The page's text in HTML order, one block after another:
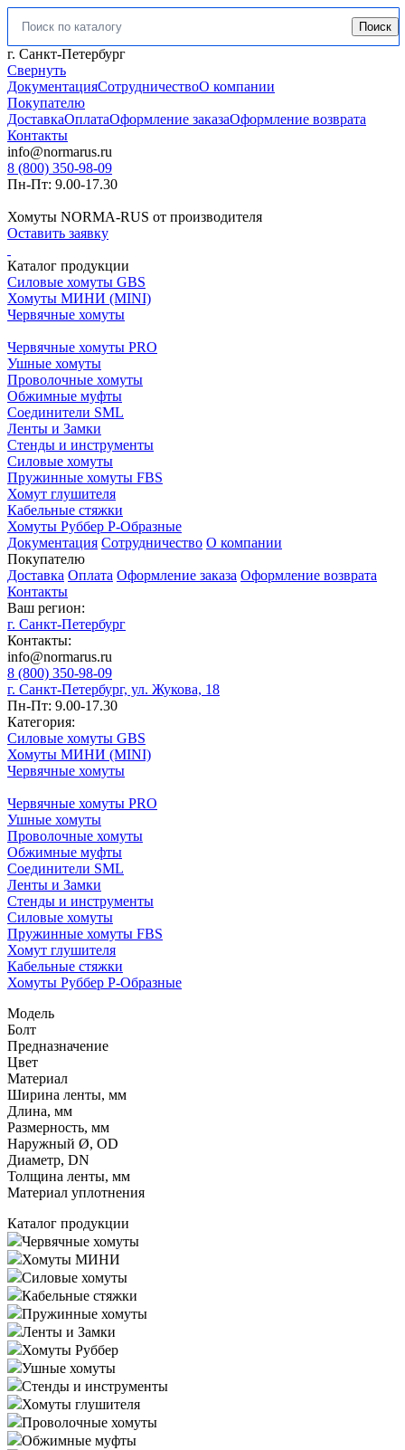
Искать: Поиск
г. Санкт-Петербург
Свернуть
ДокументацияСотрудничествоО компании
Покупателю
ДоставкаОплатаОформление заказаОформление возврата
Контакты
info@normarus.ru
8 (800) 350-98-09
Пн-Пт: 9.00-17.30
Хомуты NORMA-RUS от производителя
Оставить заявку
Каталог продукции
Силовые хомуты GBS
Хомуты МИНИ (MINI)
Червячные хомуты
Червячные хомуты PRO
Ушные хомуты
Проволочные хомуты
Обжимные муфты
Соединители SML
Ленты и Замки
Стенды и инструменты
Силовые хомуты
Пружинные хомуты FBS
Хомут глушителя
Кабельные стяжки
Хомуты Руббер Р-Образные
Документация Сотрудничество О компании
Покупателю
Доставка Оплата Оформление заказа Оформление возврата
Контакты
Ваш регион:
г. Санкт-Петербург
Контакты:
info@normarus.ru
8 (800) 350-98-09
г. Санкт-Петербург, ул. Жукова, 18
Пн-Пт: 9.00-17.30
Категория:
Силовые хомуты GBS
Хомуты МИНИ (MINI)
Червячные хомуты
Червячные хомуты PRO
Ушные хомуты
Проволочные хомуты
Обжимные муфты
Соединители SML
Ленты и Замки
Стенды и инструменты
Силовые хомуты
Пружинные хомуты FBS
Хомут глушителя
Кабельные стяжки
Хомуты Руббер Р-Образные
Модель
Болт
Предназначение
Цвет
Материал
Ширина ленты, мм
Длина, мм
Размерность, мм
Наружный Ø, OD
Диаметр, DN
Толщина ленты, мм
Материал уплотнения
Каталог продукции
Червячные хомуты
Хомуты МИНИ
Силовые хомуты
Кабельные стяжки
Пружинные хомуты
Ленты и Замки
Хомуты Руббер
Ушные хомуты
Стенды и инструменты
Хомуты глушителя
Проволочные хомуты
Обжимные муфты